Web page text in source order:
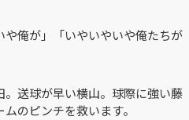
や俺が」「いやいやいや俺たちが
送球が早い横山。球際に強い藤
のピンチを救います。